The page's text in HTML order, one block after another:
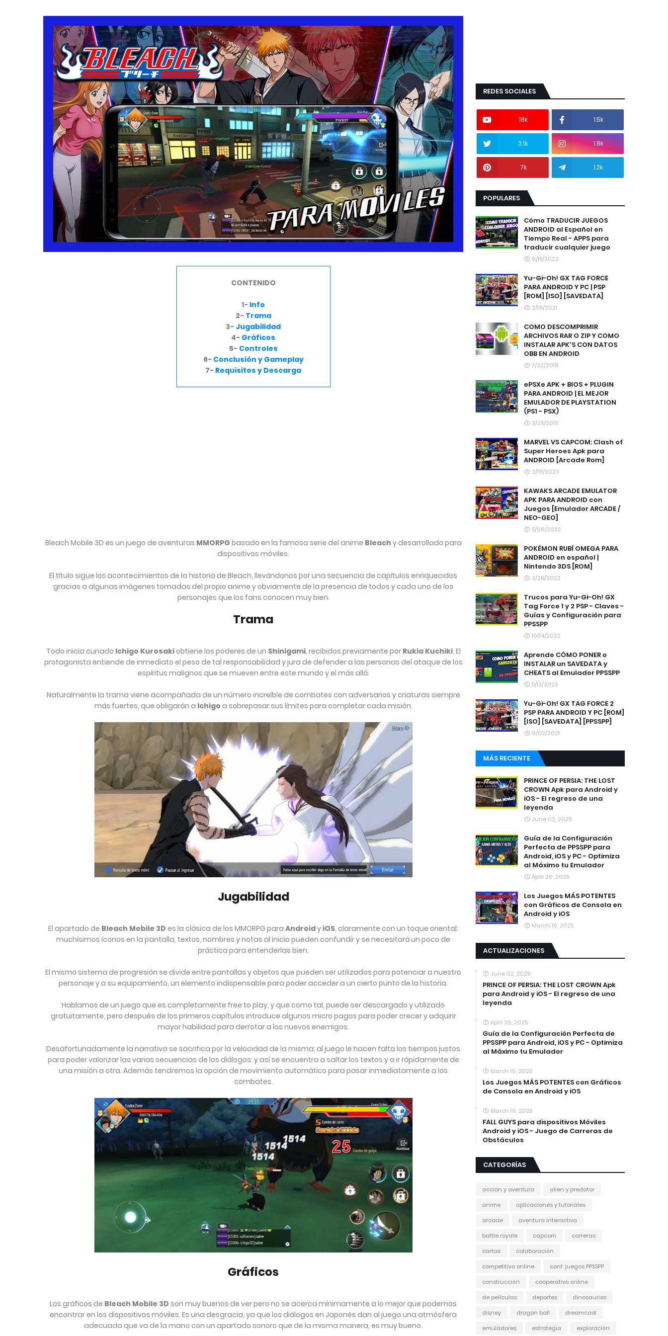
CONTENIDO
1- Info
2- Trama
3- Jugabilidad
4- Gráficos
5- Controles
6- Conclusión y Gameplay
7- Requisitos y Descarga
Bleach Mobile 3D es un juego de aventuras MMORPG basado en la famosa serie del anime Bleach y desarrollado para
dispositivos móviles.
El título sigue los acontecimientos de la historia de Bleach, llevándonos por una secuencia de capítulos enriquecidos
gracias a algunas imágenes tomadas del propio anime y obviamente de la presencia de todos y cada uno de los
personajes que los fans conocen muy bien.
Trama
Todo inicia cunado Ichigo Kurosakiobtiene los poderes de un Shinigami, recibidos previamente por Rukia Kuchiki. El
protagonista entiende de inmediato el peso de tal responsabilidad y jura de defender a las personas del ataque de los
espíritus malignos que se mueven entre este mundo y el más allá.
Naturalmente la trama viene acompañada de un número increíble de combates con adversarios y criaturas siempre
más fuertes, que obligarán a Ichigo a sobrepasar sus límites para completar cada misión.
Jugabilidad
El apartado de Bleach Mobile 3D es la clásica de los MMORPG para Androidy iOS, claramente con un toque oriental:
muchísimos íconos en la pantalla, textos, nombres y notas al inicio pueden confundir y se necesitará un poco de
práctica para entenderlas bien.
El mismo sistema de progresión se divide entre pantallas y objetos que pueden ser utilizados para potenciar a nuestro
personaje y a su equipamiento, un elemento indispensable para poder acceder a un cierto punto de la historia.
Hablamos de un juego que es completamente free to play, y que como tal, puede ser descargado y utilizado
gratuitamente, pero después de los primeros capítulos introduce algunos micro pagos para poder crecer y adquirir
mayor habilidad para derrotar a los nuevos enemigos.
Desafortunadamente la narrativa se sacrifica por la velocidad de la misma: al juego le hacen falta los tiempos justos
para poder valorizar las varias secuencias de los diálogos: y así se encuentra a saltar los textos y a ir rápidamente de
una misión a otra. Además tendremos la opción de movimiento automático para pasar inmediatamente a los
combates.
Gráficos
Los gráficos de Bleach Mobile 3D son muy buenos de ver pero no se acerca mínimamente a lo mejor que podemos
encontrar en los dispositivos móviles. Es una desgracia, ya que los diálogos en Japonés dan al juego una atmósfera
adecuada que va de la mano con un apartado sonoro que de la misma manera, es muy bueno.
REDES SOCIALES
18k 1.5k
3.1k 1.8k
7k 1.2k
POPULARES
Cómo TRADUCIR JUEGOS
ANDROID al Español en
Tiempo Real - APPS para
traducir cualquier juego
9/15/2022
Yu-Gi-Oh! GX TAG FORCE
PARA ANDROID Y PC | PSP
[ROM] [ISO] [SAVEDATA]
2/19/2021
COMO DESCOMPRIMIR
ARCHIVOS RAR O ZIP Y COMO
INSTALAR APK'S CON DATOS
OBB EN ANDROID
7/22/2018
ePSXe APK + BIOS + PLUGIN
PARA ANDROID | EL MEJOR
EMULADOR DE PLAYSTATION
(PS1 - PSX)
3/25/2019
MARVEL VS CAPCOM: Clash of
Super Heroes Apk para
ANDROID [Arcade Rom]
2/19/2023
KAWAKS ARCADE EMULATOR
APK PARA ANDROID con
Juegos [Emulador ARCADE /
NEO-GEO]
5/06/2022
POKÉMON RUBÍ OMEGA PARA
ANDROID en español |
Nintendo 3DS [ROM]
3/28/2022
Trucos para Yu-Gi-Oh! GX
Tag Force 1 y 2 PSP - Claves -
Guías y Configuración para
PPSSPP
10/14/2022
Aprende CÓMO PONER o
INSTALAR un SAVEDATA y
CHEATS al Emulador PPSSPP
11/13/2022
Yu-Gi-Oh! GX TAG FORCE 2
PSP PARA ANDROID Y PC [ROM]
[ISO] [SAVEDATA] [PPSSPP]
9/02/2021
MÁS RECIENTE
PRINCE OF PERSIA: THE LOST
CROWN Apk para Android y
iOS - El regreso de una
leyenda
June 02, 2025
Guía de la Configuración
Perfecta de PPSSPP para
Android, iOS y PC - Optimiza
al Máximo tu Emulador
April 26, 2025
Los Juegos MÁS POTENTES
con Gráficos de Consola en
Android y iOS
March 19, 2025
ACTUALIZACIONES
June 02, 2025
PRINCE OF PERSIA: THE LOST CROWN Apk
para Android y iOS - El regreso de una
leyenda
April 26, 2025
Guía de la Configuración Perfecta de
PPSSPP para Android, iOS y PC - Optimiza
al Máximo tu Emulador
March 19, 2025
Los Juegos MÁS POTENTES con Gráficos
de Consola en Android y iOS
March 19, 2025
FALL GUYS para dispositivos Móviles
Android y iOS - Juego de Carreras de
Obstáculos
CATEGORÍAS
accion y aventura
alien y predator
anime
aplicaciones y tutoriales
arcade
aventura interactiva
battle royale
capcom
carreras
cartas
colaboración
competitivo online
conf. juegos PPSSPP
construcción
cooperativo online
de películas
deportes
dinosaurios
disney
dragon ball
dreamcast
emuladores
estrategia exploración